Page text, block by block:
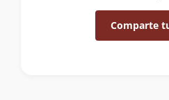
Comparte